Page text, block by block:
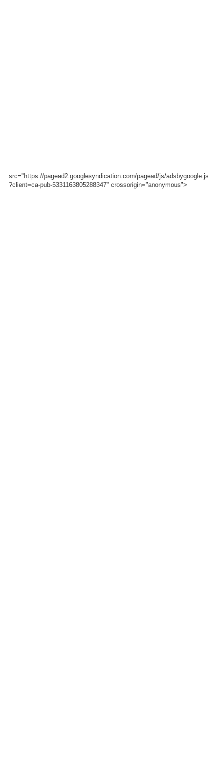
src="https://pagead2.googlesyndication.com/pagead/js/adsbygoogle.js
?client=ca-pub-5331163805288347" crossorigin="anonymous">